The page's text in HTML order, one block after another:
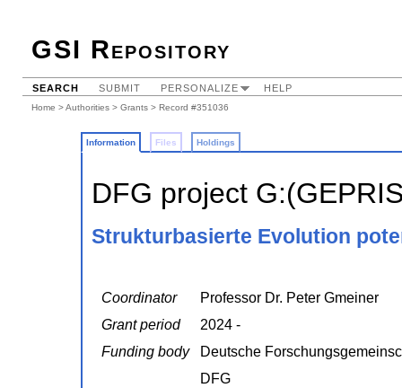
GSI Repository
SEARCH SUBMIT PERSONALIZE HELP
Home >Authorities > Grants > Record #351036
Information Files Holdings
DFG project
Strukturbasierte Evolution
Coordinator
Professor Dr. Peter Gmeiner
Grant period
2024 -
Funding body
Deutsche
DFG